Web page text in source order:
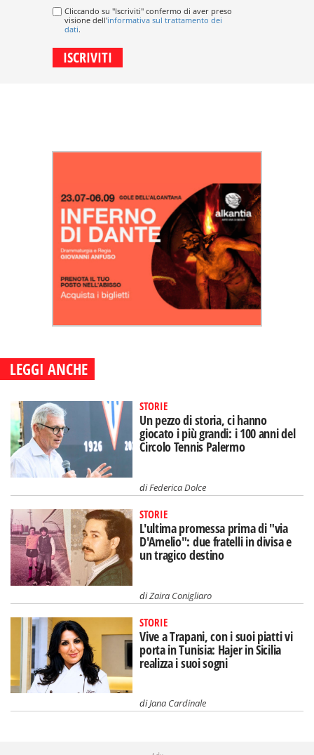
Cliccando su "Iscriviti" confermo di aver preso
visione dell'informativa sul trattamento dei
dati.
LEGGI ANCHE
STORIE
Un pezzo di storia, ci hanno
giocato i più grandi: i 100 anni del
Circolo Tennis Palermo
diFederica Dolce
STORIE
L'ultima promessa prima di "via
D'Amelio": due fratelli in divisa e
un tragico destino
diZaira Conigliaro
STORIE
Vive a Trapani, con i suoi piatti vi
porta in Tunisia: Hajer in Sicilia
realizza i suoi sogni
diJana Cardinale